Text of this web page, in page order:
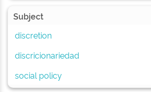
Subject
discretion
discricionariedad
social policy